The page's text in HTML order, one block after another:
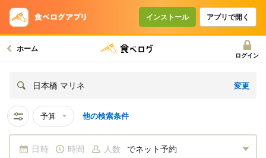
インストール アプリで開く
ホーム
ログイン
日本橋 マリネ 変更
予算 他の検索条件
日時 時間 人数 でネット予約